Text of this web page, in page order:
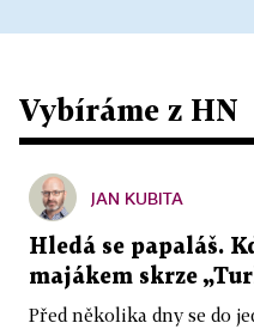
Vybíráme z HN
JAN KUBITA
Hledá se papaláš.
majákem skrze
Před několika dny se do